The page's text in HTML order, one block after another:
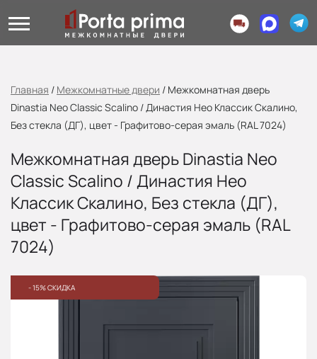
Главная / Межкомнатные двери / Межкомнатная дверь
Dinastia Neo Classic Scalino / Династия Нео Классик Скалино,
Без стекла (ДГ), цвет - Графитово-серая эмаль (RAL 7024)
Межкомнатная дверь Dinastia Neo
Classic Scalino / Династия Нео
Классик Скалино, Без стекла (ДГ),
цвет - Графитово-серая эмаль (RAL
7024)
- 15% СКИДКА